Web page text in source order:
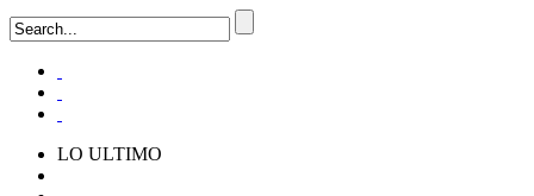
LO ULTIMO